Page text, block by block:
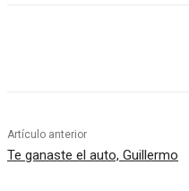
Artículo anterior
Te ganaste el auto, Guillermo